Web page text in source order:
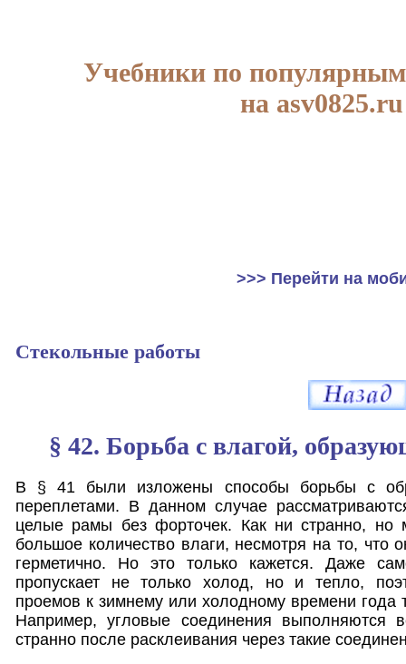
Учебники по
на asv0825.ru
>>> Перейти на
Стекольные работы
§ 42. Борьба с влагой,
В § 41 были изложены способы борьбы с
переплетами. В данном случае
целые рамы без форточек. Как ни странно, но
большое количество влаги, несмотря на то, что
герметично. Но это только кажется. Даже
пропускает не только холод, но и тепло,
проемов к зимнему или холодному времени года
Например, угловые соединения выполняются
странно после расклеивания через такие